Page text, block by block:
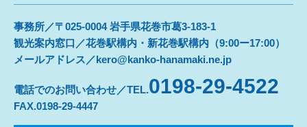
事務所／〒025-0004 岩手県花巻市葛3-183-1
観光案内窓口／花巻駅構内・新花巻駅構内（9:00ー17:00）
メールアドレス／kero@kanko-hanamaki.ne.jp
電話でのお問い合わせ／TEL.0198-29-4522
FAX.0198-29-4447